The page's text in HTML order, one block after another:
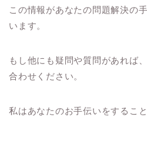
この情報があなたの問題解決の
います。
もし他にも疑問や質問があれば
合わせください。
私はあなたのお手伝いをするこ